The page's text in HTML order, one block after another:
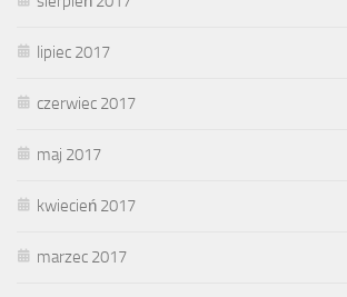
lipiec 2017
czerwiec 2017
maj 2017
kwiecień 2017
marzec 2017